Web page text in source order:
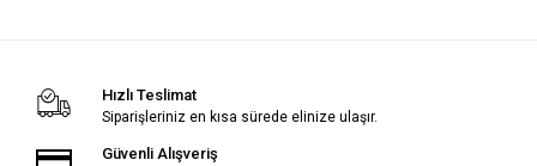
Hızlı Teslimat
Siparişleriniz en kısa sürede elinize ulaşır.
Güvenli Alışveriş